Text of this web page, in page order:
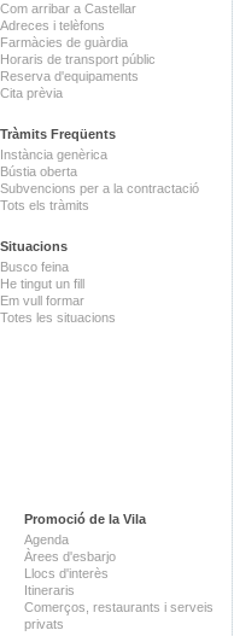
Com arribar a Castellar
Adreces i telèfons
Farmàcies de guàrdia
Horaris de transport públic
Reserva d'equipaments
Cita prèvia
Tràmits Freqüents
Instància genèrica
Bústia oberta
Subvencions per a la contractació
Tots els tràmits
Situacions
Busco feina
He tingut un fill
Em vull formar
Totes les situacions
Promoció de la Vila
Agenda
Àrees d'esbarjo
Llocs d'interès
Itineraris
Comerços, restaurants i serveis
privats